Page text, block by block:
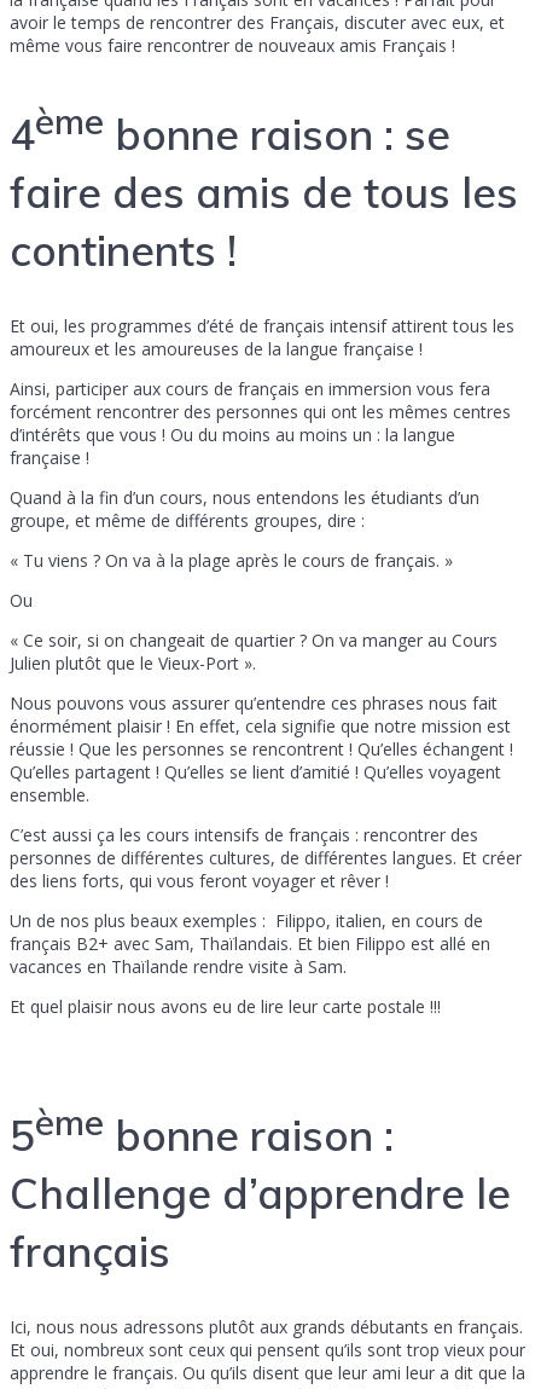
avoir le temps de rencontrer des Français, discuter avec eux, et
même vous faire rencontrer de nouveaux amis Français !
4ème bonne raison : se
faire des amis de tous les
continents !
Et oui, les programmes d’été de français intensif attirent tous les
amoureux et les amoureuses de la langue française !
Ainsi, participer aux cours de français en immersion vous fera
forcément rencontrer des personnes qui ont les mêmes centres
d’intérêts que vous ! Ou du moins au moins un : la langue
française !
Quand à la fin d’un cours, nous entendons les étudiants d’un
groupe, et même de différents groupes, dire :
« Tu viens ? On va à la plage après le cours de français. »
Ou
« Ce soir, si on changeait de quartier ? On va manger au Cours
Julien plutôt que le Vieux-Port ».
Nous pouvons vous assurer qu’entendre ces phrases nous fait
énormément plaisir ! En effet, cela signifie que notre mission est
réussie ! Que les personnes se rencontrent ! Qu’elles échangent !
Qu’elles partagent ! Qu’elles se lient d’amitié ! Qu’elles voyagent
ensemble.
C’est aussi ça les cours intensifs de français : rencontrer des
personnes de différentes cultures, de différentes langues. Et créer
des liens forts, qui vous feront voyager et rêver !
Un de nos plus beaux exemples : Filippo, italien, en cours de
français B2+ avec Sam, Thaïlandais. Et bien Filippo est allé en
vacances en Thaïlande rendre visite à Sam.
Et quel plaisir nous avons eu de lire leur carte postale !!!
5ème bonne raison :
Challenge d’apprendre le
français
Ici, nous nous adressons plutôt aux grands débutants en français.
Et oui, nombreux sont ceux qui pensent qu’ils sont trop vieux pour
apprendre le français. Ou qu’ils disent que leur ami leur a dit que la